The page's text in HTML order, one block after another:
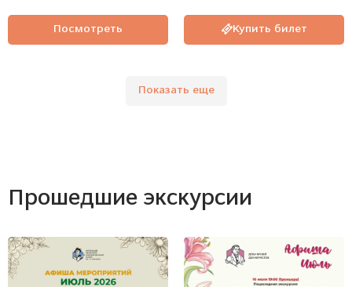
Посмотреть Купить билет
Показать еще
прошедшие экскурсии